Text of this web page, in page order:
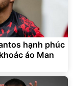
hạnh phúc
áo Man